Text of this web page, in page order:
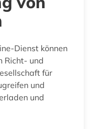
Dienst können
Richt- und
für
und
und